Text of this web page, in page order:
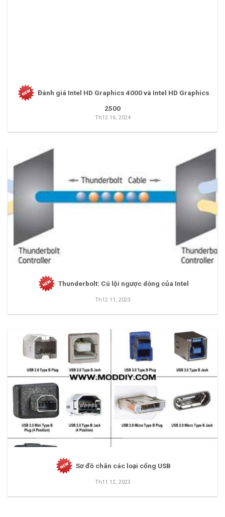
Đánh giá Intel HD Graphics 4000 và Intel HD Graphics
2500
Th12 16, 2024
Thunderbolt: Cú lội ngược dòng của Intel
Th12 11, 2023
Sơ đồ chân các loại cổng USB
Th11 12, 2023